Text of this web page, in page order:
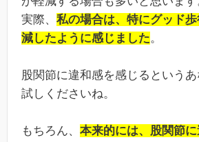
実際、 私の場合は、特にグッド
減したように感じました。
股関節に違和感を感じるという
試しくださいね。
もちろん、 本来的には、股関節